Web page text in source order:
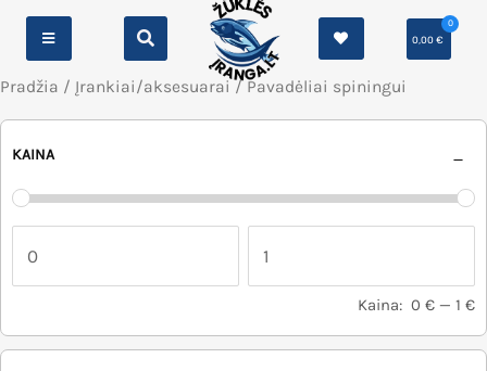
0,00€
0
Pradžia / Įrankiai/aksesuarai / Pavadėliai spiningui
KAINA
Kaina: 0 € — 1 €